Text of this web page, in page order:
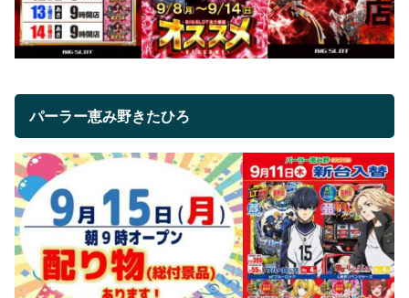
パーラー恵み野きたひろ